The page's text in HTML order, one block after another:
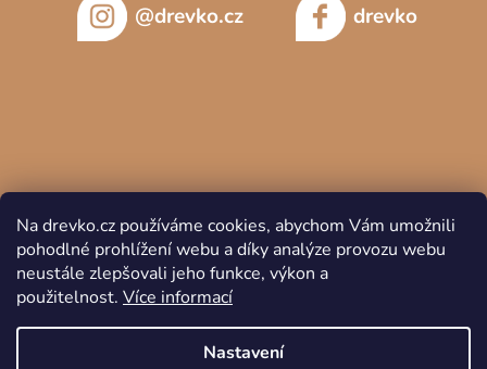
Na drevko.cz používáme cookies, abychom Vám umožnili
pohodlné prohlížení webu a díky analýze provozu webu
neustále zlepšovali jeho funkce, výkon a
použitelnost. Více informací
Nastavení
@drevko.cz drevko